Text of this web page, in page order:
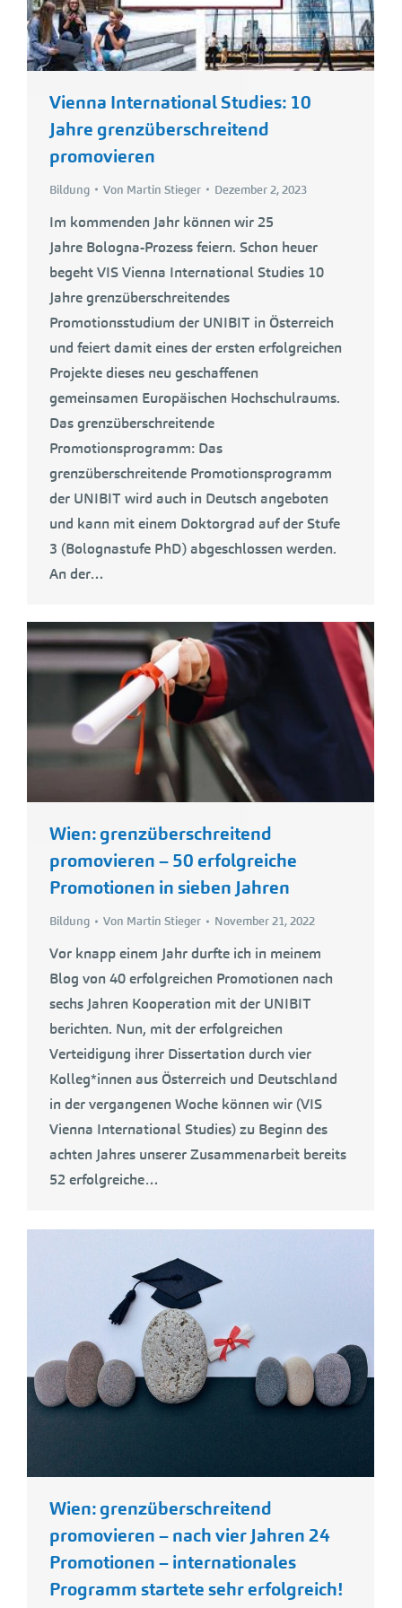
Vienna International Studies: 10
Jahre grenzüberschreitend
promovieren
Bildung Von Martin Stieger Dezember 2, 2023
Im kommenden Jahr können wir 25
Jahre Bologna-Prozess feiern. Schon heuer
begeht VIS Vienna International Studies 10
Jahre grenzüberschreitendes
Promotionsstudium der UNIBIT in Österreich
und feiert damit eines der ersten erfolgreichen
Projekte dieses neu geschaffenen
gemeinsamen Europäischen Hochschulraums.
Das grenzüberschreitende
Promotionsprogramm: Das
grenzüberschreitende Promotionsprogramm
der UNIBIT wird auch in Deutsch angeboten
und kann mit einem Doktorgrad auf der Stufe
3 (Bolognastufe PhD) abgeschlossen werden.
An der…
Wien: grenzüberschreitend
promovieren – 50 erfolgreiche
Promotionen in sieben Jahren
Bildung Von Martin Stieger November 21, 2022
Vor knapp einem Jahr durfte ich in meinem
Blog von 40 erfolgreichen Promotionen nach
sechs Jahren Kooperation mit der UNIBIT
berichten. Nun, mit der erfolgreichen
Verteidigung ihrer Dissertation durch vier
Kolleg*innen aus Österreich und Deutschland
in der vergangenen Woche können wir (VIS
Vienna International Studies) zu Beginn des
achten Jahres unserer Zusammenarbeit bereits
52 erfolgreiche…
Wien: grenzüberschreitend
promovieren – nach vier Jahren 24
Promotionen – internationales
Programm startete sehr erfolgreich!